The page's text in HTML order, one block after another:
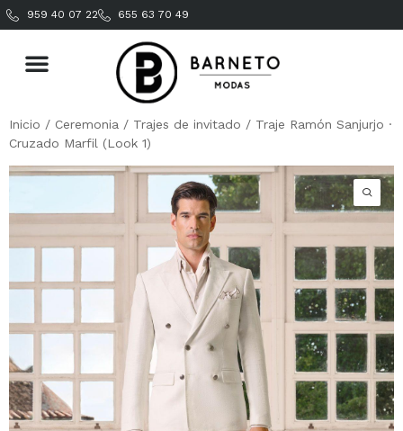
959 40 07 22 655 63 70 49
Inicio / Ceremonia / Trajes de invitado / Traje Ramón Sanjurjo ·
Cruzado Marfil (Look 1)